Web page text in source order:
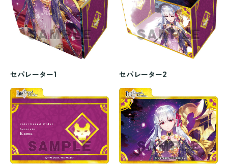
セパレーター1 セパレーター2